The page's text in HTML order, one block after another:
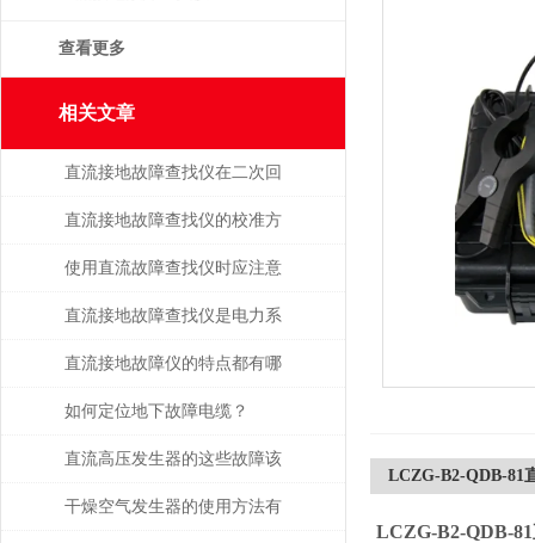
查看更多
相关文章
直流接地故障查找仪在二次回
路排查中的高效应用
直流接地故障查找仪的校准方
法
使用直流故障查找仪时应注意
的安全事项
直流接地故障查找仪是电力系
统维护的得力助手
直流接地故障仪的特点都有哪
些？
如何定位地下故障电缆？
直流高压发生器的这些故障该
如何检查与处理
干燥空气发生器的使用方法有
LCZG-B2-QDB-81
LCZG-B2-QDB-